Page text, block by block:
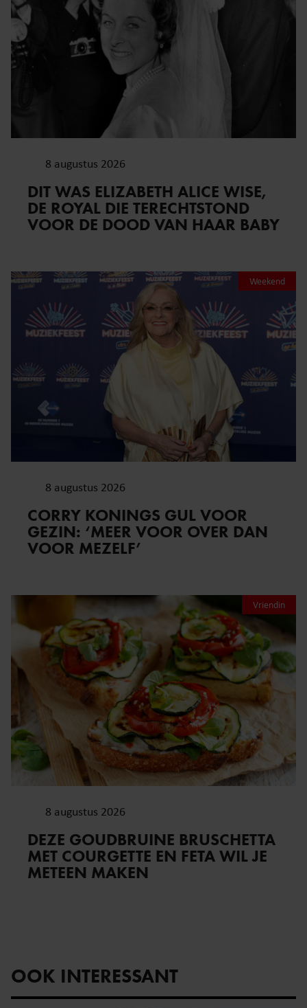
8 augustus 2026
DIT WAS ELIZABETH ALICE WISE,
DE ROYAL DIE TERECHTSTOND
VOOR DE DOOD VAN HAAR BABY
Weekend
8 augustus 2026
CORRY KONINGS GUL VOOR
GEZIN: ‘MEER VOOR OVER DAN
VOOR MEZELF’
Vriendin
8 augustus 2026
DEZE GOUDBRUINE BRUSCHETTA
MET COURGETTE EN FETA WIL JE
METEEN MAKEN
OOK INTERESSANT